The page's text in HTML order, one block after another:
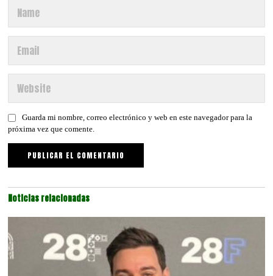
Guarda mi nombre, correo electrónico y web en este navegador para la
próxima vez que comente.
Noticias relacionadas